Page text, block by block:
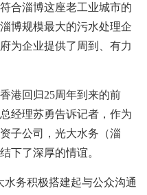
合淄博这座老工业城市的
博规模最大的污水处理企
为企业提供了周到、有力
港回归25周年到来的前
经理苏勇告诉记者，作为
子公司，光大水务（淄
下了深厚的情谊。
务积极搭建起与公众沟通